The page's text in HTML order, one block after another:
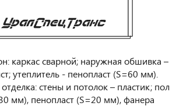
каркас сварной; наружная обшивка –
утеплитель - пенопласт (S=60 мм).
стены и потолок – пластик; пол
мм), пенопласт (S=20 мм), фанера